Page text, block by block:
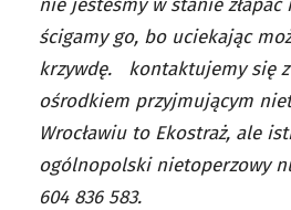
nie jesteśmy w stanie
ścigamy go, bo uciekając
krzywdę. kontaktujemy się
ośrodkiem przyjmującym
Wrocławiu to Ekostraż, ale
ogólnopolski nietoperzowy
604 836 583.